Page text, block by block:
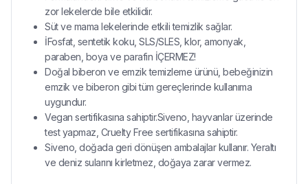
zor lekelerde bile etkilidir.
Süt ve mama lekelerinde etkili temizlik sağlar.
İFosfat, sentetik koku, SLS/SLES, klor, amonyak,
paraben, boya ve parafin İÇERMEZ!
Doğal biberon ve emzik temizleme ürünü, bebeğinizin
emzik ve biberon gibi tüm gereçlerinde kullanıma
uygundur.
Vegan sertifikasına sahiptir.Siveno, hayvanlar üzerinde
test yapmaz, Cruelty Free sertifikasına sahiptir.
Siveno, doğada geri dönüşen ambalajlar kullanır. Yeraltı
ve deniz sularını kirletmez, doğaya zarar vermez.